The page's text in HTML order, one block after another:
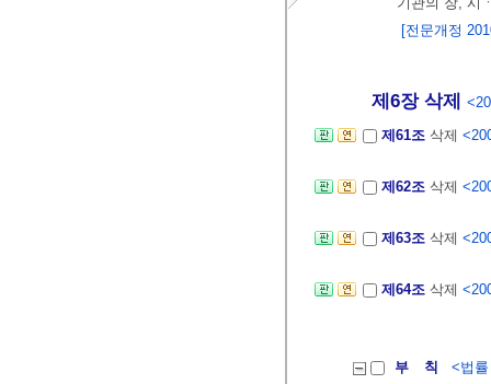
[전문개정
제6장 삭제
제61조 삭제
제62조 삭제
제63조 삭제
제64조 삭제
부 칙
<법